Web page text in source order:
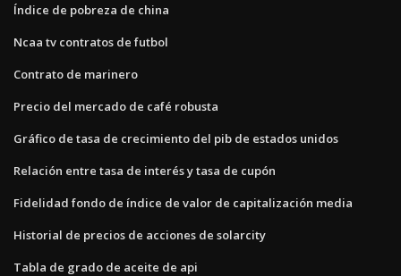
Índice de pobreza de china
Ncaa tv contratos de futbol
Contrato de marinero
Precio del mercado de café robusta
Gráfico de tasa de crecimiento del pib de estados unidos
Relación entre tasa de interés y tasa de cupón
Fidelidad fondo de índice de valor de capitalización media
Historial de precios de acciones de solarcity
Tabla de grado de aceite de api